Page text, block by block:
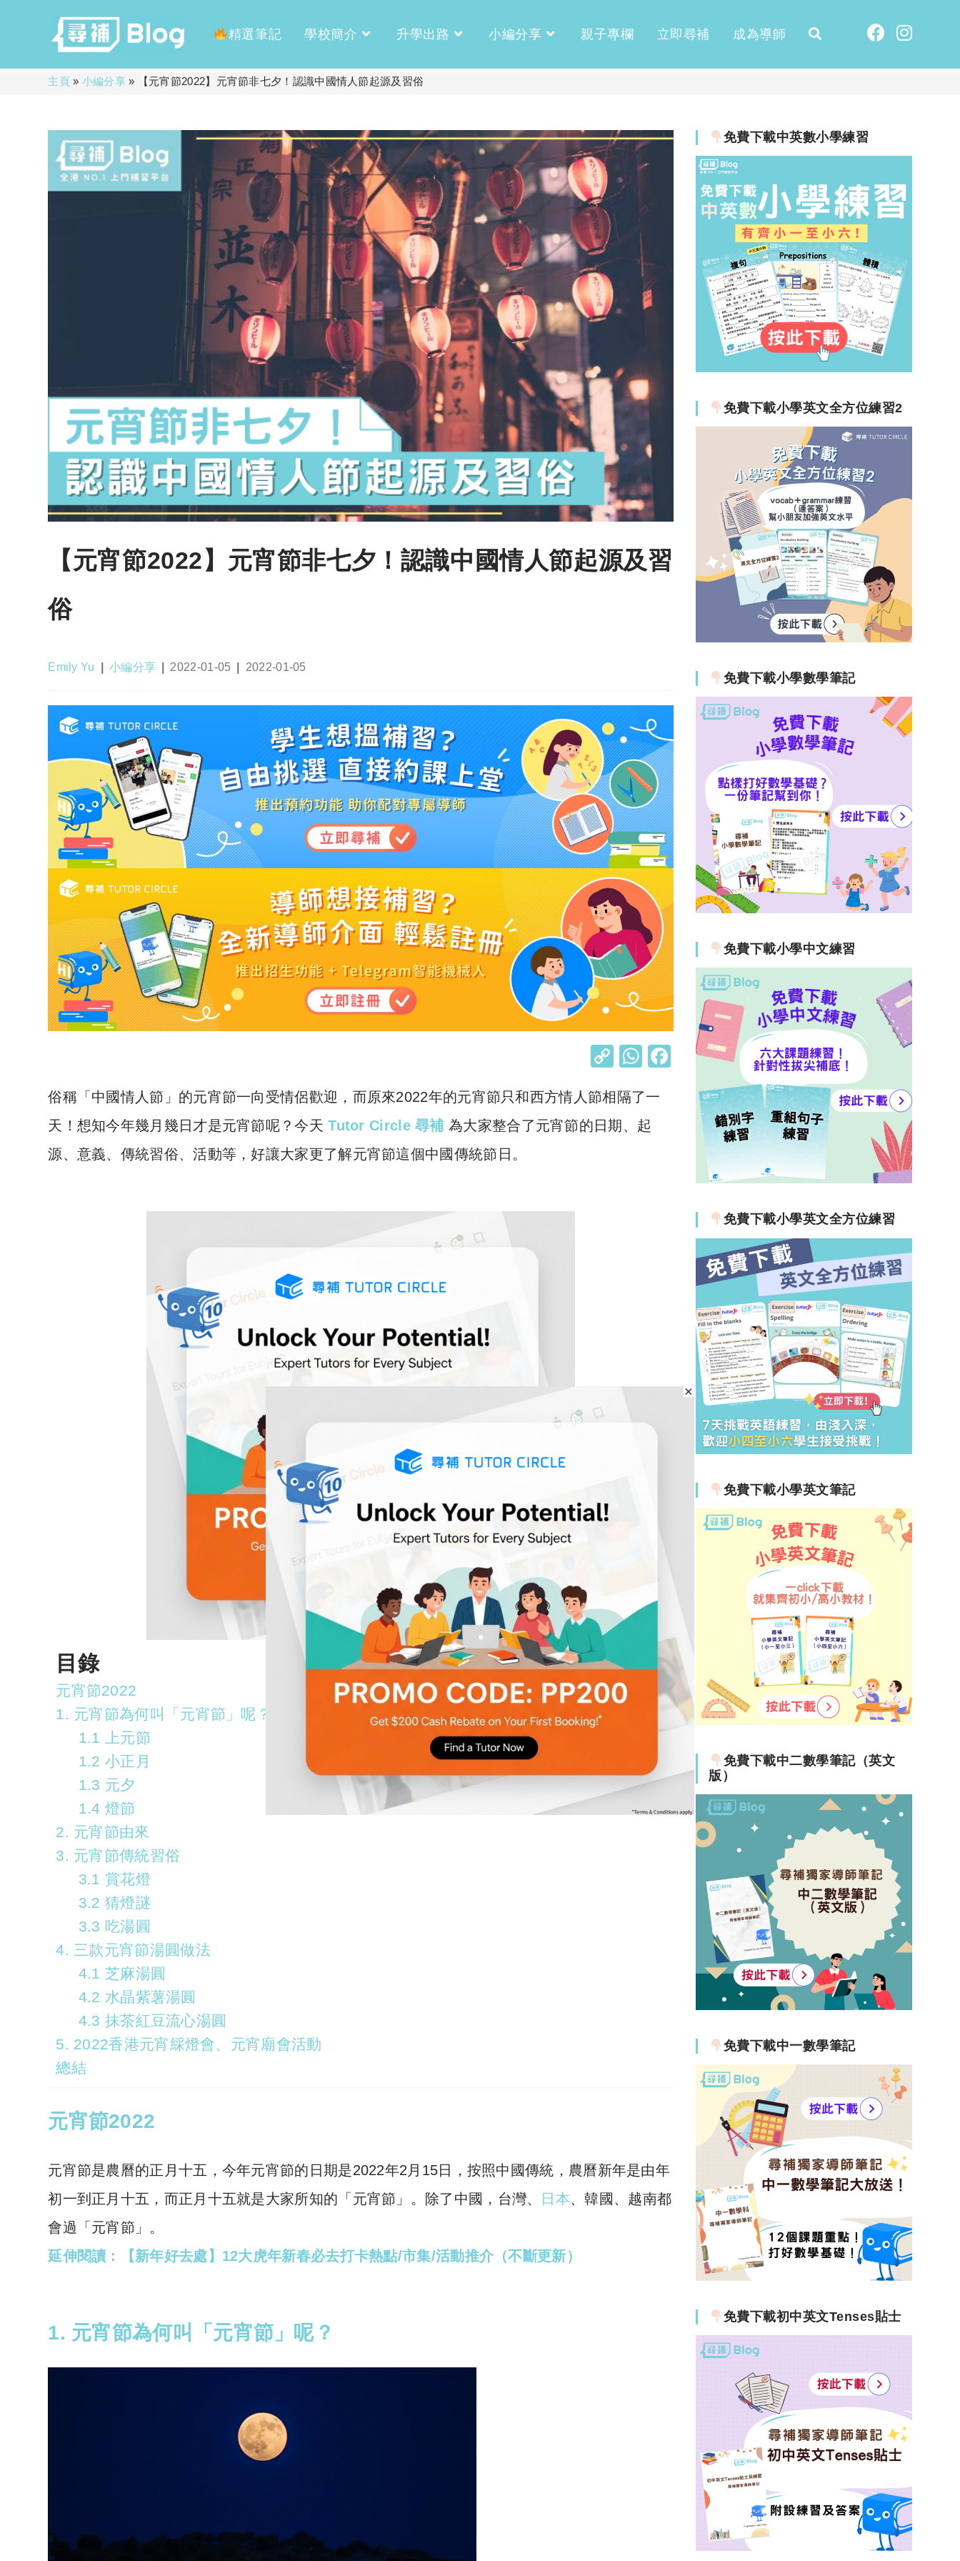
精選筆記 學校簡介 升學出路 小編分享 親子專欄 立即尋補 成為導師
主頁» 小編分享» 【元宵節2022】元宵節非七夕！認識中國情人節起源及習俗
【元宵節2022】元宵節非七夕！認識中國情人節起源及習
俗
Post
Emily Yu
Post
小編分享
Post
2022-01-05
Post
2022-01-05
C
p
y
W
at
俗稱「中國情人節」的元宵節一向受情侶歡迎，而原來2022年的元宵節只和西方情人節相隔了一
天！想知今年幾月幾日才是元宵節呢？今天Tutor Circle 尋補 為大家整合了元宵節的日期、起
源、意義、傳統習俗、活動等，好讓大家更了解元宵節這個中國傳統節日。
目錄
元宵節2022
1. 元宵節為何叫「元宵節」呢？
1.1 上元節
1.2 小正月
1.3 元夕
1.4 燈節
2. 元宵節由來
3. 元宵節傳統習俗
3.1 賞花燈
3.2 猜燈謎
3.3 吃湯圓
4. 三款元宵節湯圓做法
4.1 芝麻湯圓
4.2 水晶紫薯湯圓
4.3 抹茶紅豆流心湯圓
5. 2022香港元宵綵燈會、元宵廟會活動
總結
元宵節2022
元宵節是農曆的正月十五，今年元宵節的日期是2022年2月15日，按照中國傳統，農曆新年是由年
初一到正月十五，而正月十五就是大家所知的「元宵節」。除了中國，台灣、
日本、韓國、越南都
會過「元宵節」。
延伸閱讀：【新年好去處】12大虎年新春必去打卡熱點/市集/活動推介（不斷更新）
1. 元宵節為何叫「元宵節」呢？
免費下載中英數小學練習
免費下載小學英文全方位練習2
免費下載小學數學筆記
免費下載小學中文練習
免費下載小學英文全方位練習
免費下載小學英文筆記
免費下載中二數學筆記（英文
版）
免費下載中一數學筆記
免費下載初中英文Tenses貼士